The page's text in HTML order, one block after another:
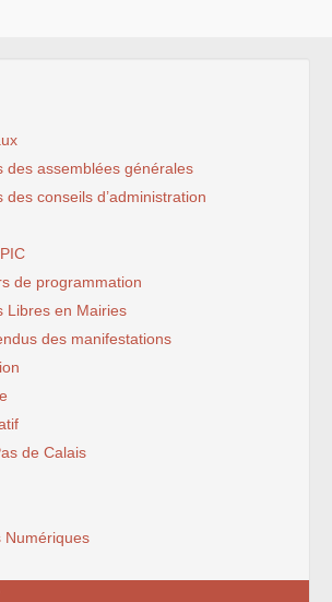
des assemblées générales
conseils d’administration
de programmation
Libres en Mairies
des manifestations
de Calais
Numériques